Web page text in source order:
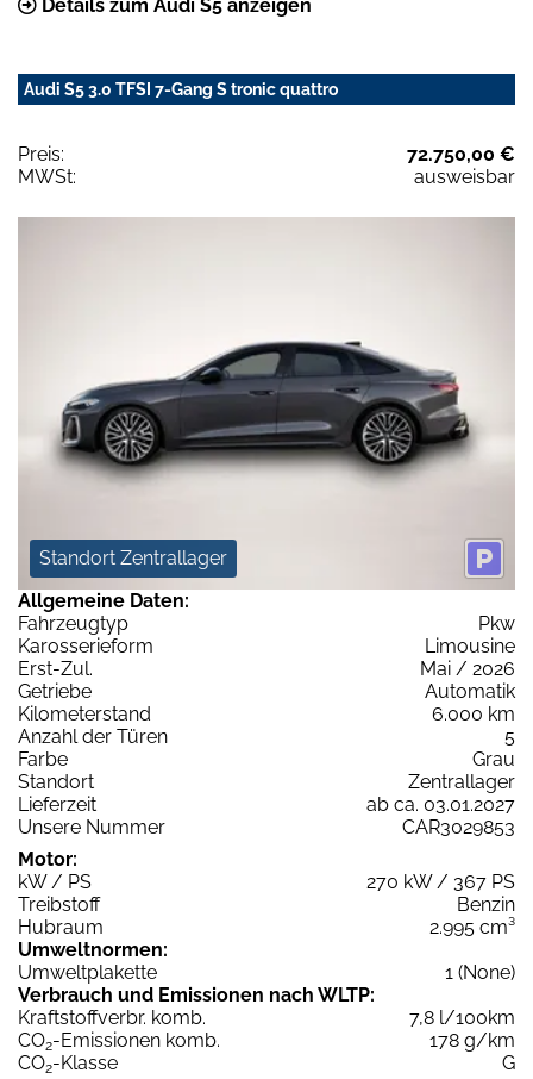
Details zum Audi S5 anzeigen
Audi S5 3.0 TFSI 7-Gang S tronic quattro
Preis:
72.750,00 €
MWSt:
ausweisbar
Standort Zentrallager
Allgemeine Daten:
Fahrzeugtyp
Pkw
Karosserieform
Limousine
Erst-Zul.
Mai / 2026
Getriebe
Automatik
Kilometerstand
6.000 km
Anzahl der Türen
5
Farbe
Grau
Standort
Zentrallager
Lieferzeit
ab ca. 03.01.2027
Unsere Nummer
CAR3029853
Motor:
kW / PS
270 kW / 367 PS
Treibstoff
Benzin
Hubraum
2.995 cm³
Umweltnormen:
Umweltplakette
1 (None)
Verbrauch und Emissionen nach WLTP:
Kraftstoffverbr. komb.
7,8 l/100km
CO2-Emissionen komb.
178 g/km
CO2-Klasse
G